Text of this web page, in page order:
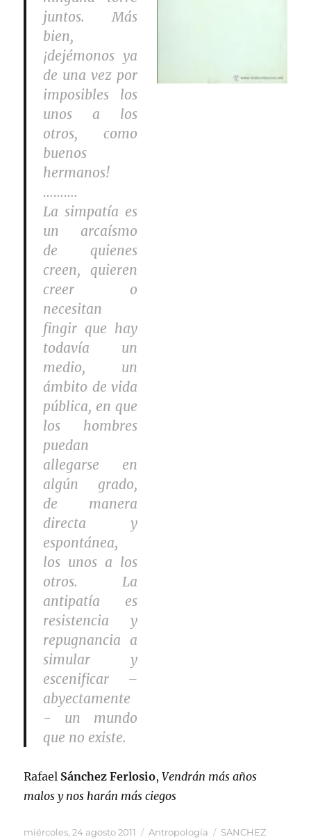
juntos. Más
bien,
¡dejémonos ya
de una vez por
imposibles los
unos a los
otros, como
buenos
hermanos!
……….
La simpatía es
un arcaísmo
de quienes
creen, quieren
creer o
necesitan
fingir que hay
todavía un
medio, un
ámbito de vida
pública, en que
los hombres
puedan
allegarse en
algún grado,
de manera
directa y
espontánea,
los unos a los
otros. La
antipatía es
resistencia y
repugnancia a
simular y
escenificar –
abyectamente
- un mundo
que no existe.
Rafael Sánchez Ferlosio,Vendrán más años
malos y nos harán más ciegos
Publicado
miércoles, 24 agosto 2011 Categorías
Antropología Etiquetas
SANCHEZ